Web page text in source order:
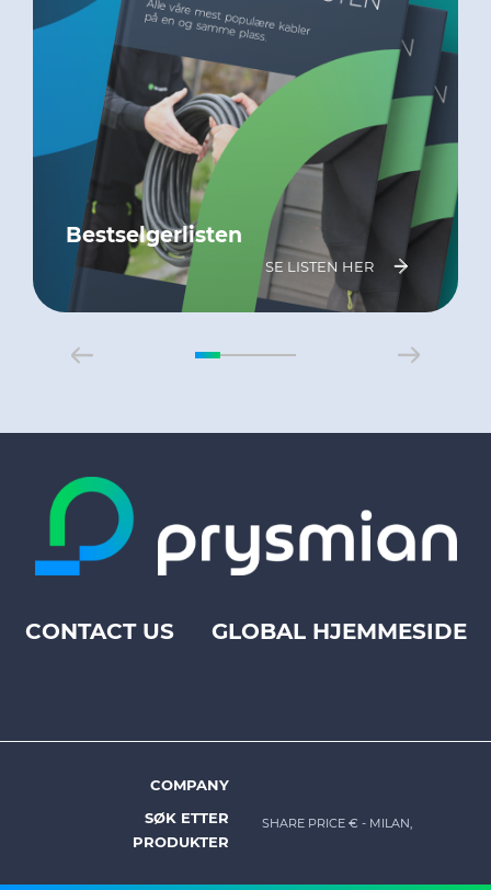
Bestselgerlisten
SE LISTEN HER
Footer
Prysmian
CONTACT US GLOBAL HJEMMESIDE
Footer
menu
-
COMPANY
SØK ETTER
PRODUKTER
SHARE PRICE € - MILAN,